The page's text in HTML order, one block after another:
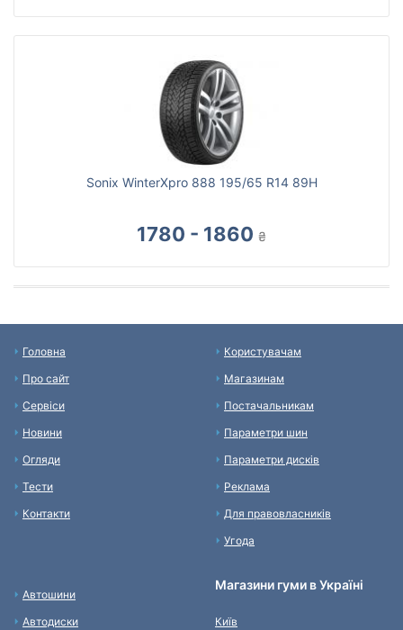
Sonix WinterXpro 888 195/65 R14 89H
1780 - 1860 ₴
Головна
Про сайт
Сервіси
Новини
Огляди
Тести
Контакти
Користувачам
Магазинам
Постачальникам
Параметри шин
Параметри дисків
Реклама
Для правовласників
Угода
Автошини
Автодиски
Магазини гуми в Україні
Київ